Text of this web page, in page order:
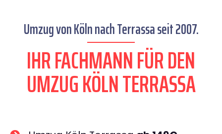
Umzug von Köln nach Terrassa seit 2007.
IHR FACHMANN FÜR DEN
UMZUG KÖLN TERRASSA